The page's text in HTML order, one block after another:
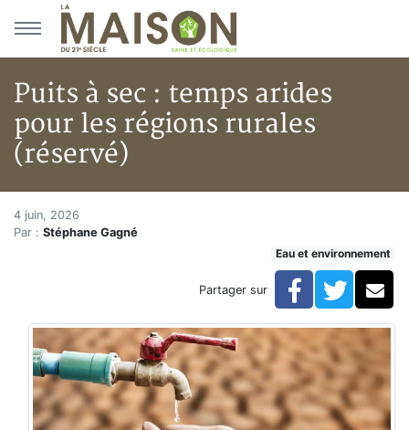
Aller au menu principal
Aller au contenu principal
Puits à sec : temps arides
pour les régions rurales
(réservé)
Accueil
Articles
Puits à sec : temps arides pour les régions rurales
Puits à sec : temps arides
4 juin, 2026
Par : Stéphane Gagné
Eau et environnement
Partager sur Facebook